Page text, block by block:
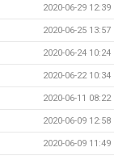
2020-06-29 12:39
2020-06-25 13:57
2020-06-24 10:24
2020-06-22 10:34
2020-06-11 08:22
2020-06-09 12:58
2020-06-09 11:49